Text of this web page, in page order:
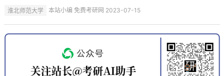
淮北师范大学 本站小编 免费考研网 2023-07-15